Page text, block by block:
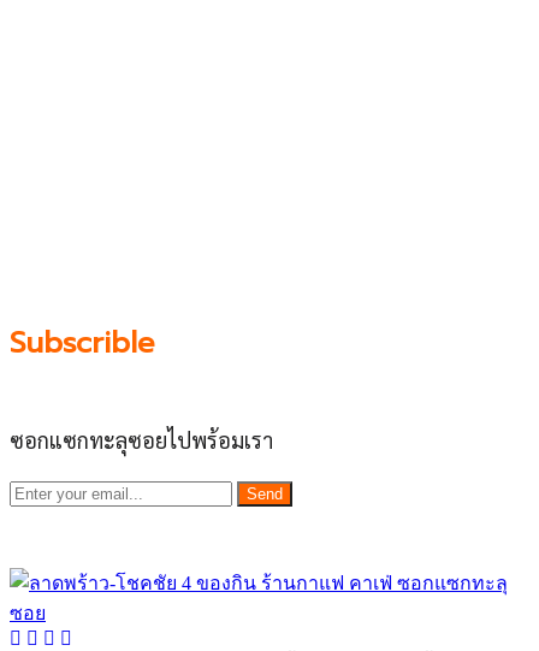
Subscrible
ซอกแซกทะลุซอยไปพร้อมเรา
Send